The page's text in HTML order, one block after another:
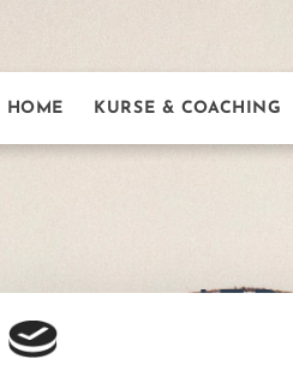
HOME KURSE & COACHING